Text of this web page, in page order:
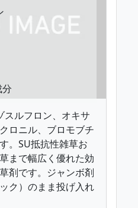
スルフロン、オキサ
ロニル、ブロモブチ
。SU抵抗性雑草お
まで幅広く優れた効
剤です。ジャンボ剤
ク）のまま投げ入れ